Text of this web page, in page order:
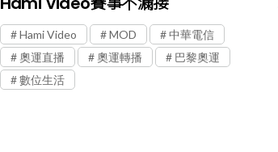
Hami Video MOD
中華電信
奧運直播
奧運轉播
巴黎奧運
數位生活